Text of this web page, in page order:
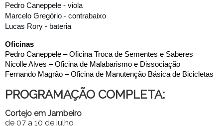
Pedro Caneppele - viola
Marcelo Gregório - contrabaixo
Lucas Rory - bateria
Oficinas
Pedro Caneppele – Oficina Troca de Sementes e Saberes
Nicolle Alves – Oficina de Malabarismo e Dissociação
Fernando Magrão – Oficina de Manutenção Básica de Bicicletas
PROGRAMAÇÃO COMPLETA:
Cortejo em Jambeiro
de 07 a 10 de julho